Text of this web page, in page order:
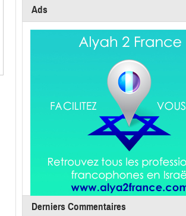
Ads
Derniers Commentaires